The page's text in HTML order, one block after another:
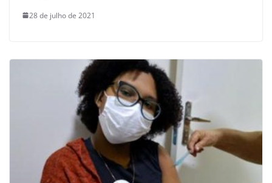
28 de julho de 2021